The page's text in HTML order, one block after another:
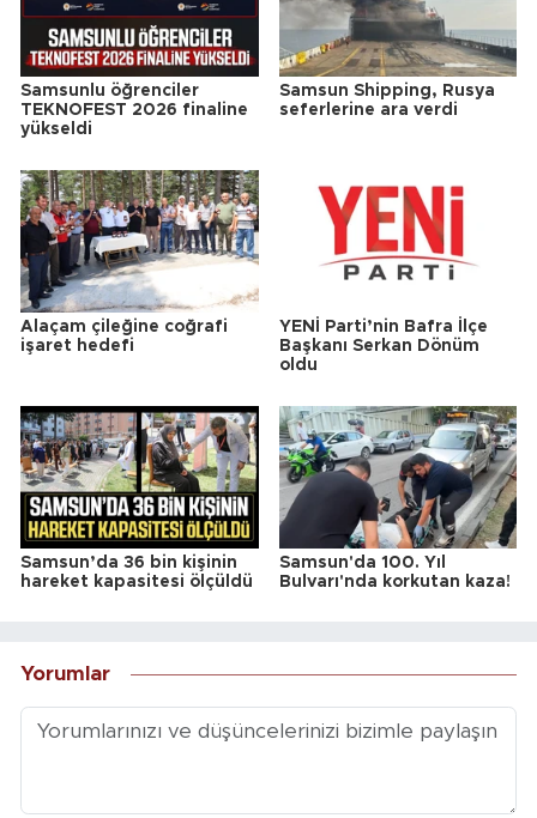
Samsunlu öğrenciler
TEKNOFEST 2026 finaline
yükseldi
Samsun Shipping, Rusya
seferlerine ara verdi
Alaçam çileğine coğrafi
işaret hedefi
YENİ Parti’nin Bafra İlçe
Başkanı Serkan Dönüm
oldu
Samsun’da 36 bin kişinin
hareket kapasitesi ölçüldü
Samsun'da 100. Yıl
Bulvarı'nda korkutan kaza!
Yorumlar